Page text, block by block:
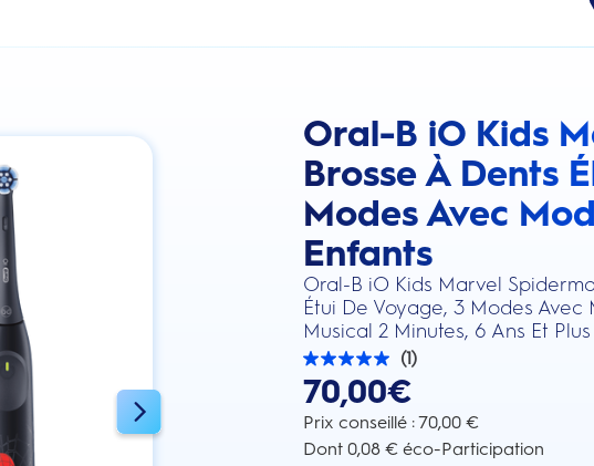
Oral-B iO Kids
Brosse À Dents
Modes Avec
Enfants
Oral-B iO Kids Marvel
Étui De Voyage, 3 Modes
Musical 2 Minutes, 6 Ans Et Plus
this action will scroll you to the reviews section
(1)
5.0
sur
5
étoiles.
1
avis
70,00€
Prix conseillé : 70,00 €
Dont 0,08 € éco-Participation